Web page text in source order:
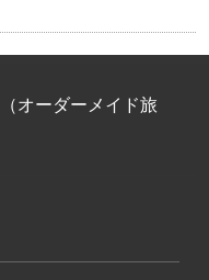
オーダーメイド旅